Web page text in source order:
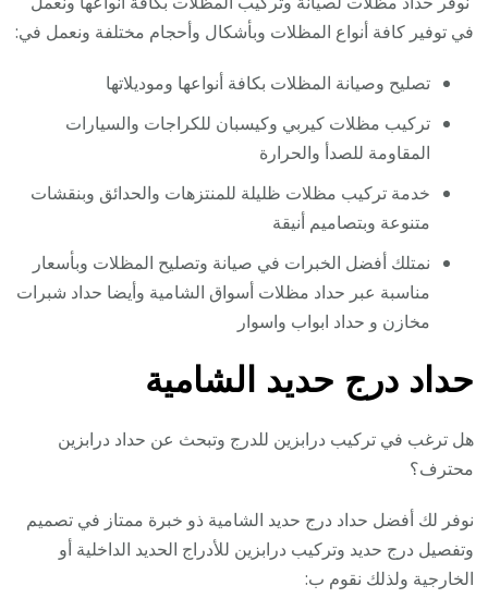
في توفير كافة أنواع المظلات وبأشكال وأحجام مختلفة ونعمل في:
تصليح وصيانة المظلات بكافة أنواعها وموديلاتها
تركيب مظلات كيربي وكيسبان للكراجات والسيارات
المقاومة للصدأ والحرارة
خدمة تركيب مظلات ظليلة للمنتزهات والحدائق وبنقشات
متنوعة وبتصاميم أنيقة
نمتلك أفضل الخبرات في صيانة وتصليح المظلات وبأسعار
مناسبة عبر حداد مظلات أسواق الشامية وأيضا حداد شبرات
مخازن و حداد ابواب واسوار
حداد درج حديد الشامية
هل ترغب في تركيب درابزين للدرج وتبحث عن حداد درابزين
محترف؟
نوفر لك أفضل حداد درج حديد الشامية ذو خبرة ممتاز في تصميم
وتفصيل درج حديد وتركيب درابزين للأدراج الحديد الداخلية أو
الخارجية ولذلك نقوم ب: